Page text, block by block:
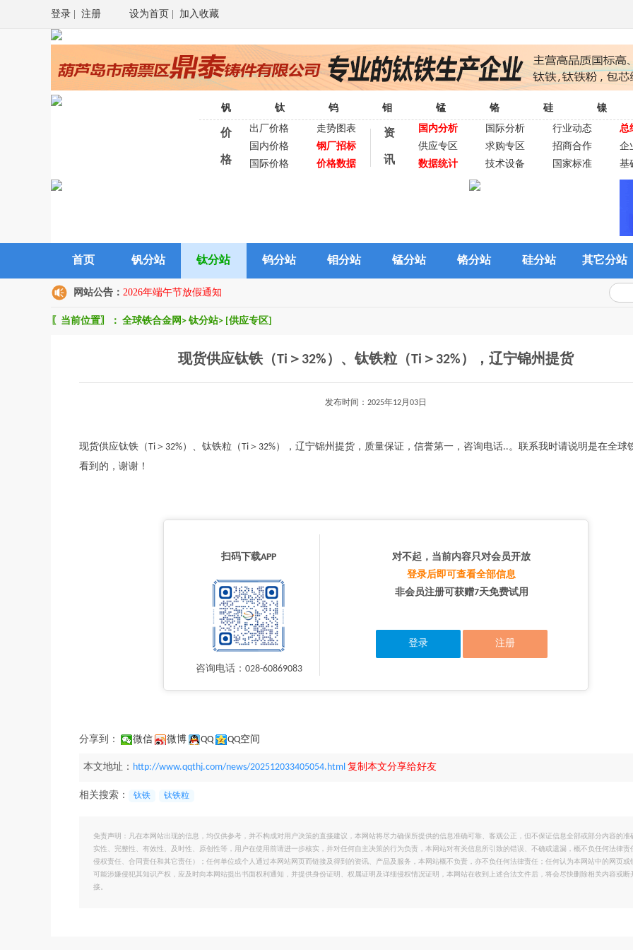
登录 注册 设为首页 加入收藏
钒 钛 钨 钼 锰 铬 硅 镍
价
格
出厂价格
走势图表
国内价格
钢厂招标
国际价格
价格数据
资
讯
国内分析 国际分析 行业动态
总
供应专区
求购专区 招商合作
企
数据统计
技术设备 国家标准 基
首页 钒分站 钛分站 钨分站 钼分站 锰分站 铬分站 硅分站 其它分站
网站公告： 2026年端午节放假通知
〖当前位置〗： 全球铁合金网 > 钛分站> [供应专区]
现货供应钛铁（Ti＞32%）、钛铁粒（Ti＞32%），辽宁锦州提货
发布时间：2025年12月03日
现货供应钛铁（Ti＞32%）、钛铁粒（Ti＞32%），辽宁锦州提货，质量保证，信誉第一，咨询电话..。联系我时请说明是在全球
看到的，谢谢！
扫码下载APP
咨询电话：028-60869083
对不起，当前内容只对会员开放
登录后即可查看全部信息
非会员注册可获赠7天免费试用
登录 注册
分享到： 微信 微博 QQ QQ空间
本文地址： http://www.qqthj.com/news/202512033405054.html 复制本文分享给好友
相关搜索： 钛铁 钛铁粒
免责声明：凡在本网站出现的信息，均仅供参考，并不构成对用户决策的直接建议，本网站将尽力确保所提供的信息准确可靠、客观公正，但不保证信息全部或部分内容的准
实性、完整性、有效性、及时性、原创性等，用户在使用前请进一步核实，并对任何自主决策的行为负责，本网站对有关信息所引致的错误、不确或遗漏，概不负任何法律责
侵权责任、合同责任和其它责任）；任何单位或个人通过本网站网页而链接及得到的资讯、产品及服务，本网站概不负责，亦不负任何法律责任；任何认为本网站中的网页或
可能涉嫌侵犯其知识产权，应及时向本网站提出书面权利通知，并提供身份证明、权属证明及详细侵权情况证明，本网站在收到上述合法文件后，将会尽快删除相关内容或断
接。